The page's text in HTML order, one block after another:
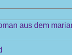
aus dem